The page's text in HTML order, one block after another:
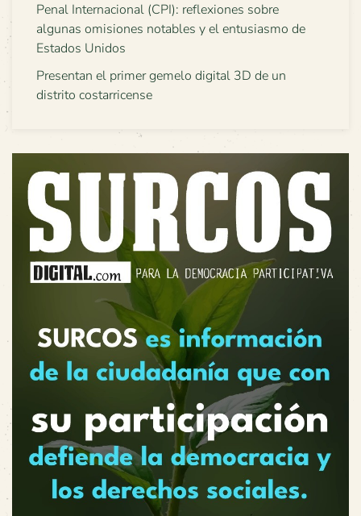
Penal Internacional (CPI): reflexiones sobre
algunas omisiones notables y el entusiasmo de
Estados Unidos
Presentan el primer gemelo digital 3D de un
distrito costarricense